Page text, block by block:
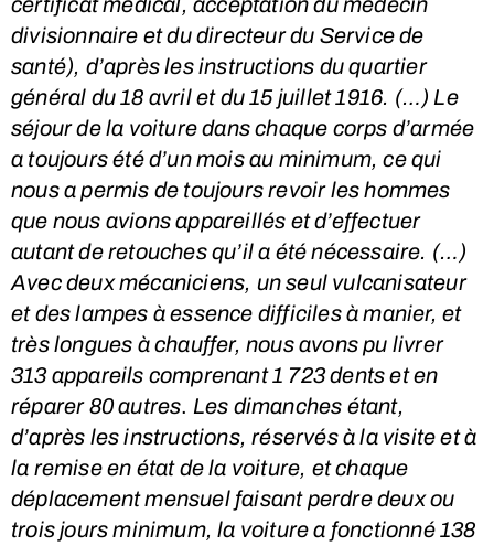
divisionnaire et du directeur du Service de
santé), d’après les instructions du quartier
général du 18 avril et du 15 juillet 1916. (…) Le
séjour de la voiture dans chaque corps d’armée
a toujours été d’un mois au minimum, ce qui
nous a permis de toujours revoir les hommes
que nous avions appareillés et d’effectuer
autant de retouches qu’il a été nécessaire. (…)
Avec deux mécaniciens, un seul vulcanisateur
et des lampes à essence difficiles à manier, et
très longues à chauffer, nous avons pu livrer
313 appareils comprenant 1 723 dents et en
réparer 80 autres. Les dimanches étant,
d’après les instructions, réservés à la visite et à
la remise en état de la voiture, et chaque
déplacement mensuel faisant perdre deux ou
trois jours minimum, la voiture a fonctionné 138